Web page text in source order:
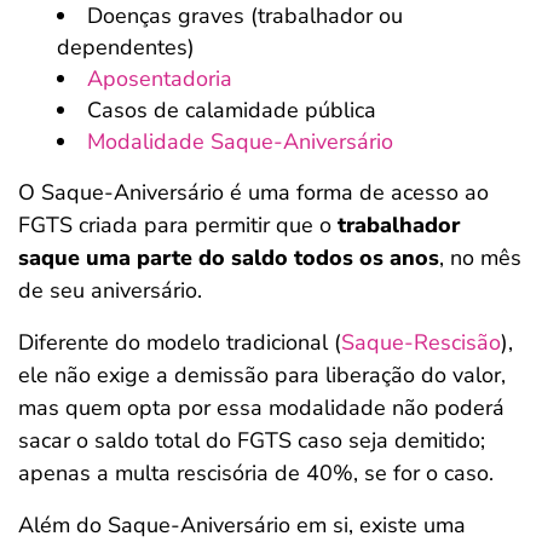
Doenças graves (trabalhador ou
dependentes)
Aposentadoria
Casos de calamidade pública
Modalidade Saque-Aniversário
O Saque-Aniversário é uma forma de acesso ao
FGTS criada para permitir que o trabalhador
saque uma parte do saldo todos os anos, no mês
de seu aniversário.
Diferente do modelo tradicional (Saque-Rescisão),
ele não exige a demissão para liberação do valor,
mas quem opta por essa modalidade não poderá
sacar o saldo total do FGTS caso seja demitido;
apenas a multa rescisória de 40%, se for o caso.
Além do Saque-Aniversário em si, existe uma